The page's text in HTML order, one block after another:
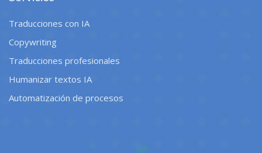
Traducciones con IA
Copywriting
Traducciones profesionales
Humanizar textos IA
Automatización de procesos